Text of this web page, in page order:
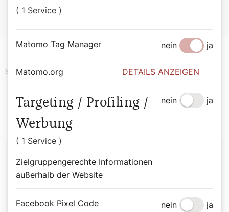
Gilbert Rosenkranz (61)
Schlagwörter Brauchtum Gesundheit
Autor:
Gilbert Rosenkranz
( 1 Service )
Matomo Tag Manager nein ja
Matomo.org DETAILS ANZEIGEN
Targeting / Profiling /
Werbung
( 1 Service )
Zielgruppengerechte Informationen
außerhalb der Website
nein ja
Facebook Pixel Code nein ja